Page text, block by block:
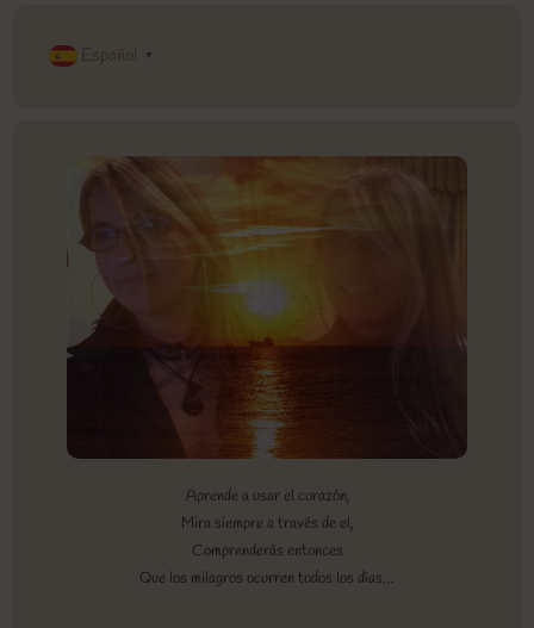
Español ▼
Aprende a usar el corazón,
Mira siempre a través de el,
Comprenderás entonces
Que los milagros ocurren todos los días…